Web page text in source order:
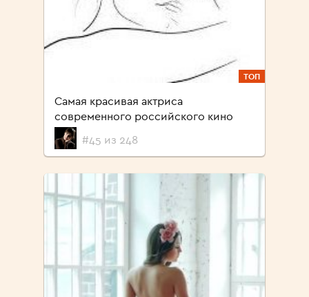
ТОП
Cамая красивая актриса
современного российского кино
#45 из 248